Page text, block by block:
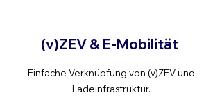
(v)ZEV & E-Mobilität
Einfache Verknüpfung von (v)ZEV und
Ladeinfrastruktur.